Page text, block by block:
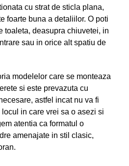
cu strat de sticla plana,
foarte buna a detaliilor. O poti
toaleta, deasupra chiuvetei, in
sau in orice alt spatiu de
modelelor care se monteaza
si este prevazuta cu
astfel incat nu va fi
in care vrei sa o asezi si
atentia ca formatul o
amenajate in stil clasic,